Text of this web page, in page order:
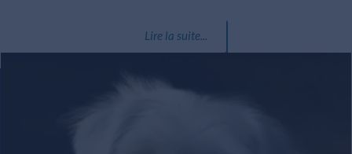
Lire la suite...